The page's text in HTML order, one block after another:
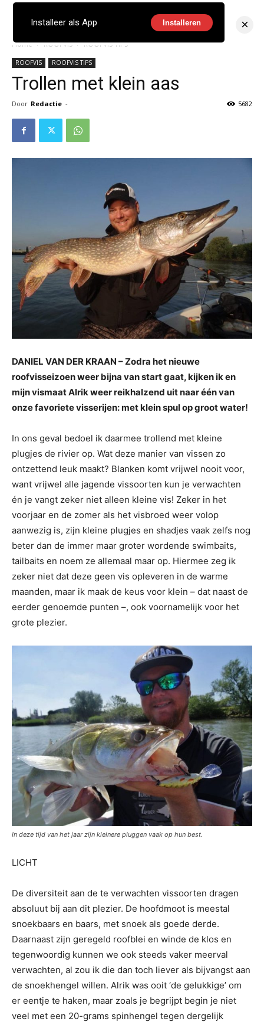
Home ROOFVIS ROOFVIS TIPS
ROOFVIS ROOFVIS TIPS
Trollen met klein aas
Door Redactie - 5682
DANIEL VAN DER KRAAN – Zodra het nieuwe
roofvisseizoen weer bijna van start gaat, kijken ik en
mijn vismaat Alrik weer reikhalzend uit naar één van
onze favoriete visserijen: met klein spul op groot water!
In ons geval bedoel ik daarmee trollend met kleine
plugjes de rivier op. Wat deze manier van vissen zo
ontzettend leuk maakt? Blanken komt vrijwel nooit voor,
want vrijwel alle jagende vissoorten kun je verwachten
én je vangt zeker niet alleen kleine vis! Zeker in het
voorjaar en de zomer als het visbroed weer volop
aanwezig is, zijn kleine plugjes en shadjes vaak zelfs nog
beter dan de immer maar groter wordende swimbaits,
tailbaits en noem ze allemaal maar op. Hiermee zeg ik
zeker niet dat deze geen vis opleveren in de warme
maanden, maar ik maak de keus voor klein – dat naast de
eerder genoemde punten –, ook voornamelijk voor het
grote plezier.
In deze tijd van het jaar zijn kleinere pluggen vaak op hun best.
LICHT
De diversiteit aan de te verwachten vissoorten dragen
absoluut bij aan dit plezier. De hoofdmoot is meestal
snoekbaars en baars, met snoek als goede derde.
Daarnaast zijn geregeld roofblei en winde de klos en
tegenwoordig kunnen we ook steeds vaker meerval
verwachten, al zou ik die dan toch liever als bijvangst aan
de snoekhengel willen. Alrik was ooit ‘de gelukkige’ om
er eentje te haken, maar zoals je begrijpt begin je niet
veel met een 20-grams spinhengel tegen dergelijk
Installeer als App Installeren ×